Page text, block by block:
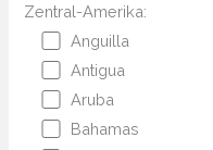
Zentral-Amerika:
Anguilla
Antigua
Aruba
Bahamas